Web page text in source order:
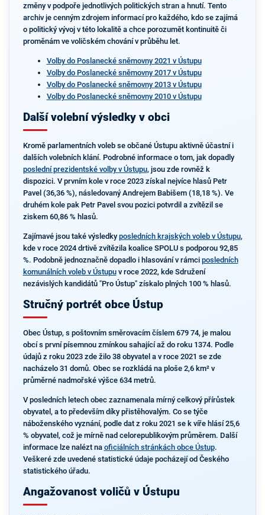
změny v podpoře jednotlivých politických stran a hnutí. Tento
archiv je cenným zdrojem informací pro každého, kdo se zajímá
o politický vývoj v této lokalitě a chce porozumět kontinuitě či
proměnám ve voličském chování v průběhu let.
Volby do Poslanecké sněmovny 2021 v Ústupu
Volby do Poslanecké sněmovny 2017 v Ústupu
Volby do Poslanecké sněmovny 2013 v Ústupu
Volby do Poslanecké sněmovny 2010 v Ústupu
Další volební výsledky v obci
Kromě parlamentních voleb se občané Ústupu aktivně účastní i
dalších volebních klání. Podrobné informace o tom, jak dopadly
poslední prezidentské volby v Ústupu, jsou zde rovněž k
dispozici. V prvním kole v roce 2023 získal nejvíce hlasů Petr
Pavel (36,36 %), následovaný Andrejem Babišem (18,18 %). Ve
druhém kole pak Petr Pavel svou pozici potvrdil a zvítězil se
ziskem 60,86 % hlasů.
Zajímavé jsou také výsledky posledních krajských voleb v Ústupu,
kde v roce 2024 drtivě zvítězila koalice SPOLU s podporou 92,85
%. Podobně jednoznačně dopadlo i hlasování v rámci posledních
komunálních voleb v Ústupuv roce 2022, kde Sdružení
nezávislých kandidátů "Pro Ústup" získalo plných 100 % hlasů.
Stručný portrét obce Ústup
Obec Ústup, s poštovním směrovacím číslem 679 74, je malou
obcí s první písemnou zmínkou sahající až do roku 1374. Podle
údajů z roku 2023 zde žilo 38 obyvatel a v roce 2021 se zde
nacházelo 31 domů. Obec se rozkládá na ploše 2,6 km² v
průměrné nadmořské výšce 634 metrů.
V posledních letech obec zaznamenala mírný celkový přírůstek
obyvatel, a to především díky přistěhovalým. Co se týče
náboženského vyznání, podle dat z roku 2021 se k víře hlásí 25,6
% obyvatel, což je mírně nad celorepublikovým průměrem. Další
informace lze nalézt na oficiálních stránkách obce Ústup.
Veškeré zde uvedené statistické údaje pocházejí od Českého
statistického úřadu.
Angažovanost voličů v Ústupu